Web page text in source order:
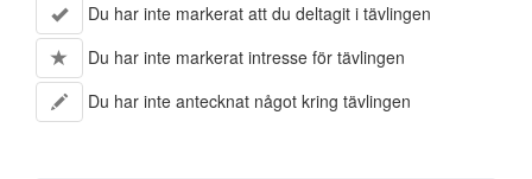
Du har inte markerat att du deltagit i tävlingen
Du har inte markerat intresse för tävlingen
Du har inte antecknat något kring tävlingen